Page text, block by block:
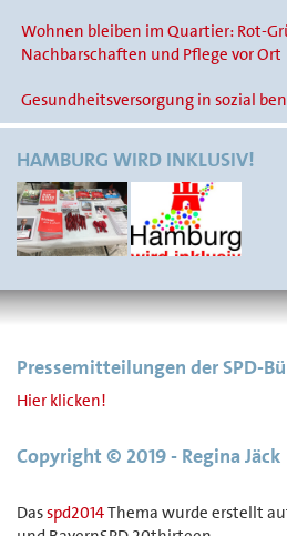
Wohnen bleiben im Quartier: Rot-
Nachbarschaften und Pflege vor Ort
Gesundheitsversorgung in sozial
HAMBURG WIRD INKLUSIV!
Pressemitteilungen der SPD-
Hier klicken!
Copyright © 2019 - Regina Jäck
Dasspd2014Thema wurde erstellt